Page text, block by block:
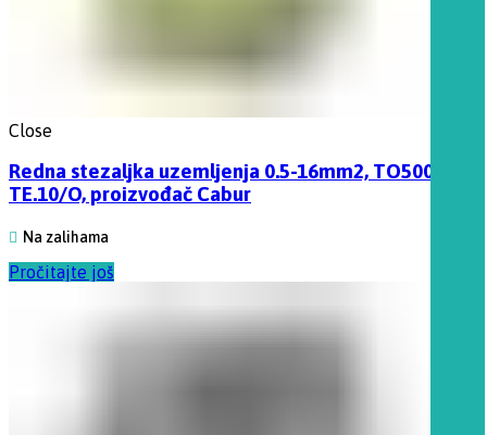
Close
Redna stezaljka uzemljenja 0.5-16mm2, TO500 tip:
TE.10/O, proizvođač Cabur
Na zalihama
Pročitajte još